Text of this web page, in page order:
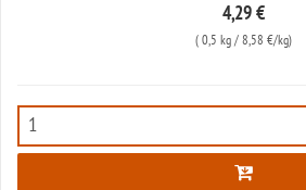
4,29 €
( 0,5 kg/ 8,58 €/kg)